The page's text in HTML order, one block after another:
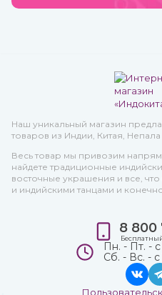
Наш уникальный магазин
товаров из Индии, Китая,
Весь товар мы привозим
найдете традиционные
восточные украшения и все,
и индийскими танцами и
8 800
Пн. - Пт. -
Сб. - Вс. -